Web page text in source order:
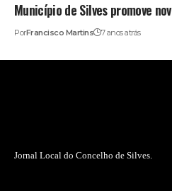
Município de Silves promove
PorFrancisco Martins 7 anos atrás
Jornal Local do Concelho de Silves.